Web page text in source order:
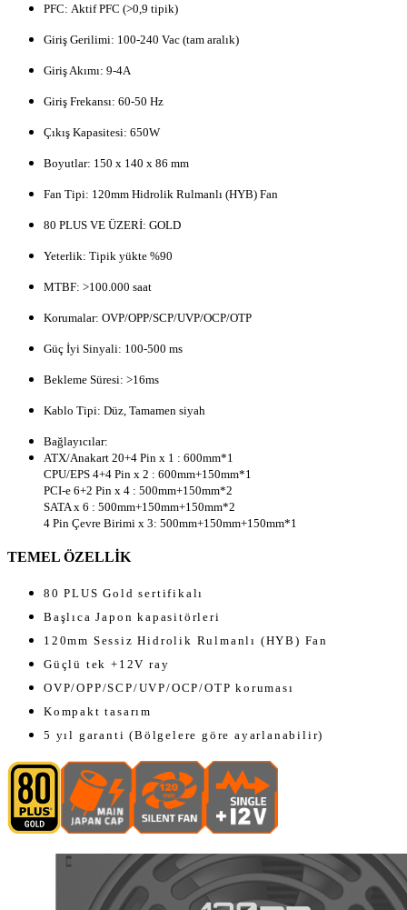
PFC: Aktif PFC (>0,9 tipik)
Giriş Gerilimi: 100-240 Vac (tam aralık)
Giriş Akımı: 9-4A
Giriş Frekansı: 60-50 Hz
Çıkış Kapasitesi: 650W
Boyutlar: 150 x 140 x 86 mm
Fan Tipi: 120mm Hidrolik Rulmanlı (HYB) Fan
80 PLUS VE ÜZERİ: GOLD
Yeterlik: Tipik yükte %90
MTBF: >100.000 saat
Korumalar: OVP/OPP/SCP/UVP/OCP/OTP
Güç İyi Sinyali: 100-500 ms
Bekleme Süresi: >16ms
Kablo Tipi: Düz, Tamamen siyah
Bağlayıcılar:
ATX/Anakart 20+4 Pin x 1 : 600mm*1
CPU/EPS 4+4 Pin x 2 : 600mm+150mm*1
PCI-e 6+2 Pin x 4 : 500mm+150mm*2
SATA x 6 : 500mm+150mm+150mm*2
4 Pin Çevre Birimi x 3: 500mm+150mm+150mm*1
TEMEL ÖZELLİK
80 PLUS Gold sertifikalı
Başlıca Japon kapasitörleri
120mm Sessiz Hidrolik Rulmanlı (HYB) Fan
Güçlü tek +12V ray
OVP/OPP/SCP/UVP/OCP/OTP koruması
Kompakt tasarım
5 yıl garanti (Bölgelere göre ayarlanabilir)